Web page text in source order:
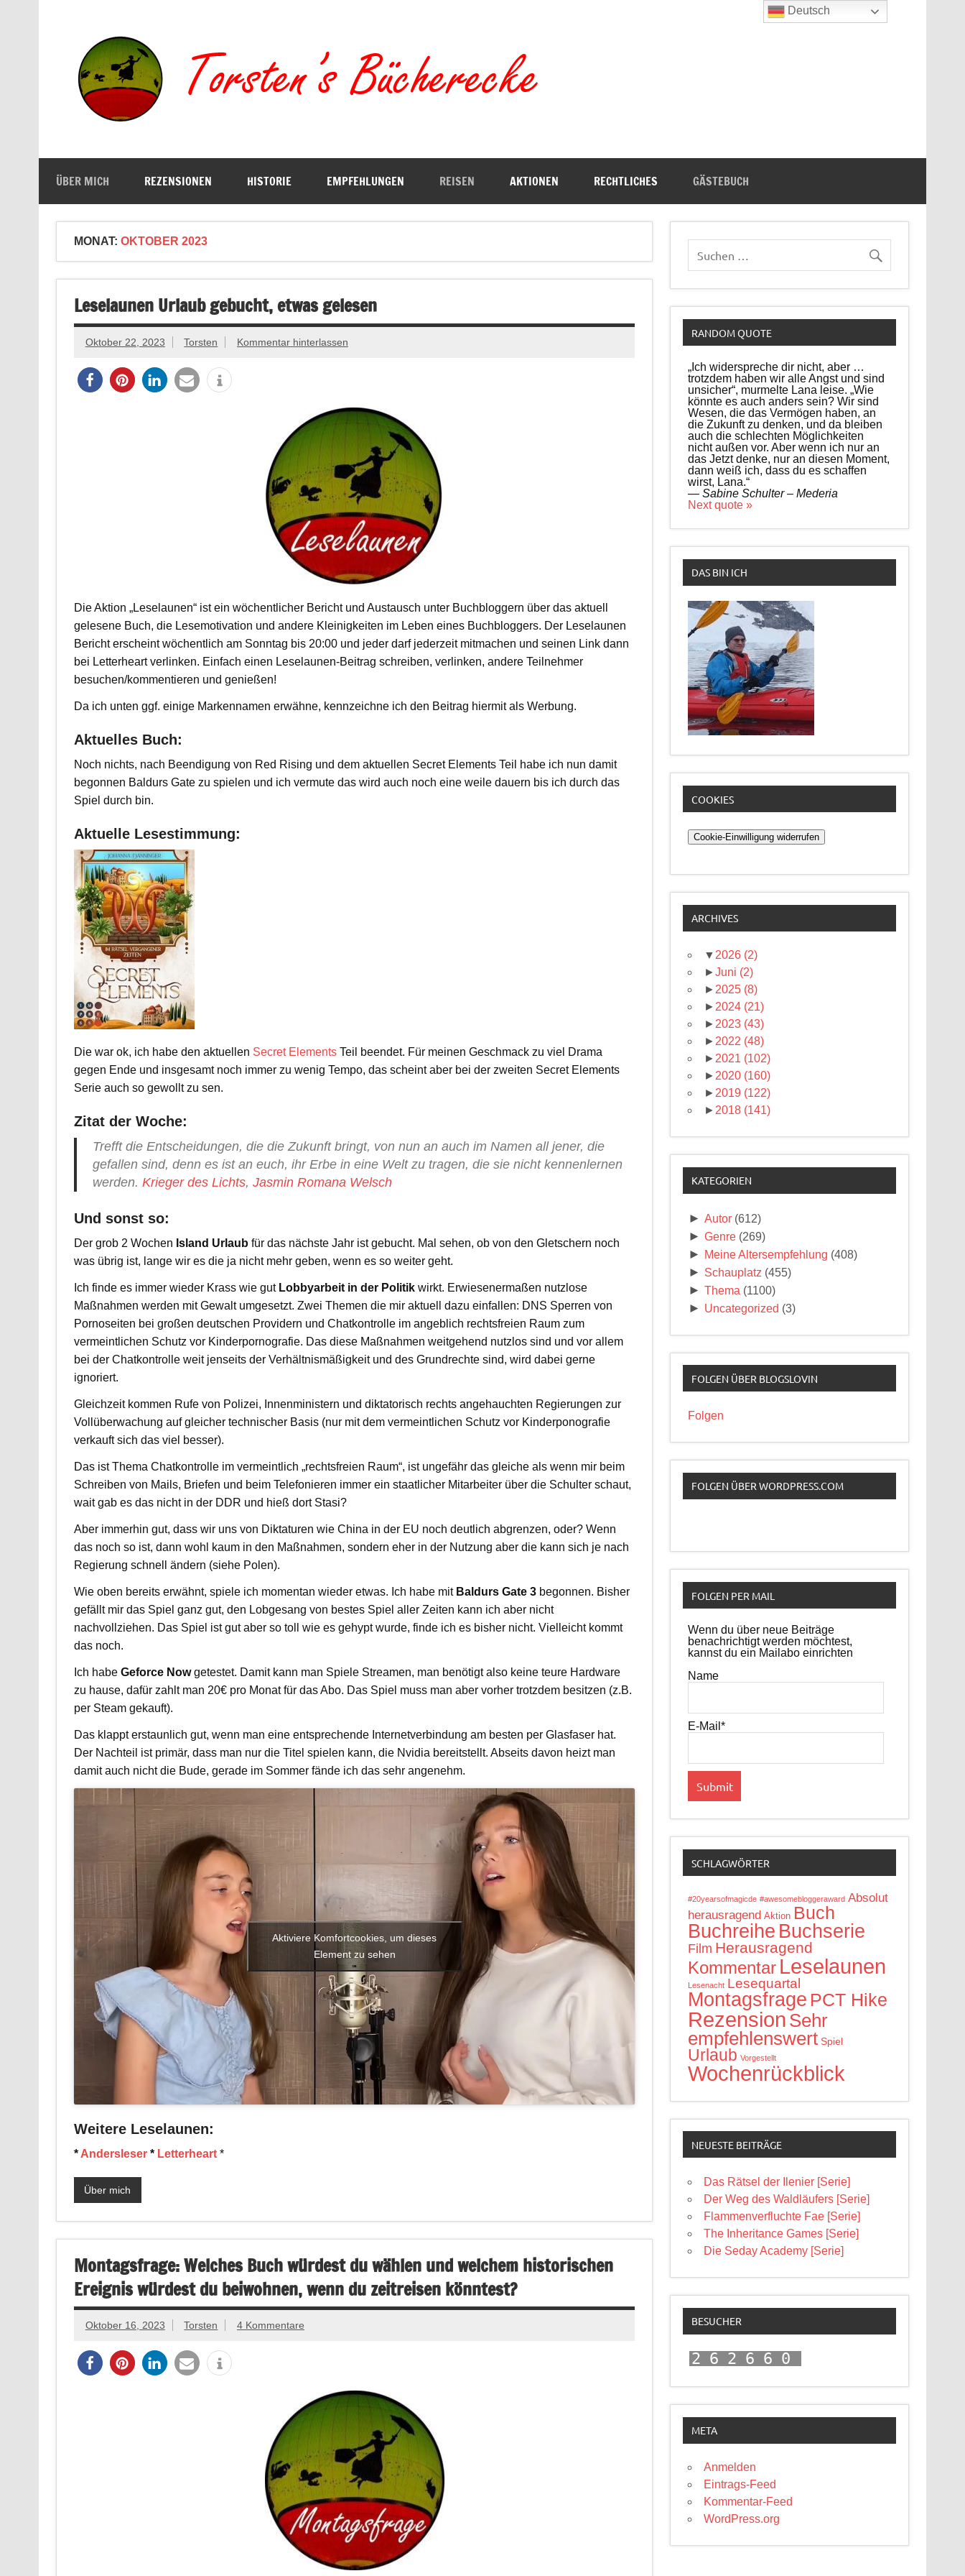
ÜBER MICH REZENSIONEN HISTORIE EMPFEHLUNGEN REISEN AKTIONEN RECHTLICHES GÄSTEBUCH
MONAT: OKTOBER 2023
Leselaunen Urlaub gebucht, etwas gelesen
Oktober 22, 2023 Torsten Kommentar hinterlassen
Die Aktion „Leselaunen“ ist ein wöchentlicher Bericht und Austausch unter Buchbloggern über das aktuell
gelesene Buch, die Lesemotivation und andere Kleinigkeiten im Leben eines Buchbloggers. Der Leselaunen
Bericht erscheint wöchentlich am Sonntag bis 20:00 und jeder darf jederzeit mitmachen und seinen Link dann
bei Letterheart verlinken. Einfach einen Leselaunen-Beitrag schreiben, verlinken, andere Teilnehmer
besuchen/kommentieren und genießen!
Da ich unten ggf. einige Markennamen erwähne, kennzeichne ich den Beitrag hiermit als Werbung.
Aktuelles Buch:
Noch nichts, nach Beendigung von Red Rising und dem aktuellen Secret Elements Teil habe ich nun damit
begonnen Baldurs Gate zu spielen und ich vermute das wird auch noch eine weile dauern bis ich durch das
Spiel durch bin.
Aktuelle Lesestimmung:
Die war ok, ich habe den aktuellen Secret ElementsTeil beendet. Für meinen Geschmack zu viel Drama
gegen Ende und insgesamt noch immer zu wenig Tempo, das scheint aber bei der zweiten Secret Elements
Serie auch so gewollt zu sen.
Zitat der Woche:
Trefft die Entscheidungen, die die Zukunft bringt, von nun an auch im Namen all jener, die
gefallen sind, denn es ist an euch, ihr Erbe in eine Welt zu tragen, die sie nicht kennenlernen
werden.Krieger des Lichts,Jasmin Romana Welsch
Und sonst so:
Der grob 2 Wochen Island Urlaub für das nächste Jahr ist gebucht. Mal sehen, ob von den Gletschern noch
was übrig ist, lange wir es die ja nicht mehr geben, wenn es so weiter geht.
Ich finde es immer wieder Krass wie gut Lobbyarbeit in der Politikwirkt. Erwiesenermaßen nutzlose
Maßnahmen werden mit Gewalt umgesetzt. Zwei Themen die mir aktuell dazu einfallen: DNS Sperren von
Pornoseiten bei großen deutschen Providern und Chatkontrolle im angeblich rechtsfreien Raum zum
vermeintlichen Schutz vor Kinderpornografie. Das diese Maßnahmen weitgehend nutzlos sind und vor allem
bei der Chatkontrolle weit jenseits der Verhältnismäßigkeit und des Grundrechte sind, wird dabei gerne
ignoriert.
Gleichzeit kommen Rufe von Polizei, Innenministern und diktatorisch rechts angehauchten Regierungen zur
Vollüberwachung auf gleicher technischer Basis (nur mit dem vermeintlichen Schutz vor Kinderponografie
verkauft sich das viel besser).
Das ist Thema Chatkontrolle im vermeintlich „rechtsfreien Raum“, ist ungefähr das gleiche als wenn mir beim
Schreiben von Mails, Briefen und beim Telefonieren immer ein staatlicher Mitarbeiter über die Schulter schaut,
wait gab es das nicht in der DDR und hieß dort Stasi?
Aber immerhin gut, dass wir uns von Diktaturen wie China in der EU noch deutlich abgrenzen, oder? Wenn
das noch so ist, dann wohl kaum in den Maßnahmen, sondern eher in der Nutzung aber die kann sich je nach
Regierung schnell ändern (siehe Polen).
Wie oben bereits erwähnt, spiele ich momentan wieder etwas. Ich habe mit Baldurs Gate 3begonnen. Bisher
gefällt mir das Spiel ganz gut, den Lobgesang von bestes Spiel aller Zeiten kann ich aber nicht
nachvollziehen. Das Spiel ist gut aber so toll wie es gehypt wurde, finde ich es bisher nicht. Vielleicht kommt
das noch.
Ich habe Geforce Nowgetestet. Damit kann man Spiele Streamen, man benötigt also keine teure Hardware
zu hause, dafür zahlt man 20€ pro Monat für das Abo. Das Spiel muss man aber vorher trotzdem besitzen (z.B.
per Steam gekauft).
Das klappt erstaunlich gut, wenn man eine entsprechende Internetverbindung am besten per Glasfaser hat.
Der Nachteil ist primär, dass man nur die Titel spielen kann, die Nvidia bereitstellt. Abseits davon heizt man
damit auch nicht die Bude, gerade im Sommer fände ich das sehr angenehm.
Aktiviere Komfortcookies, um dieses
Element zu sehen
Weitere Leselaunen:
* Andersleser* Letterheart*
Über mich
Montagsfrage: Welches Buch würdest du wählen und welchem historischen
Ereignis würdest du beiwohnen, wenn du zeitreisen könntest?
Oktober 16, 2023 Torsten 4 Kommentare
RANDOM QUOTE
„Ich widerspreche dir nicht, aber …
trotzdem haben wir alle Angst und sind
unsicher“, murmelte Lana leise. „Wie
könnte es auch anders sein? Wir sind
Wesen, die das Vermögen haben, an
die Zukunft zu denken, und da bleiben
auch die schlechten Möglichkeiten
nicht außen vor. Aber wenn ich nur an
das Jetzt denke, nur an diesen Moment,
dann weiß ich, dass du es schaffen
wirst, Lana.“
—Sabine Schulter – Mederia
Next quote »
DAS BIN ICH
COOKIES
Cookie-Einwilligung widerrufen
ARCHIVES
▼ 2026 (2)
►Juni (2)
► 2025 (8)
► 2024 (21)
► 2023 (43)
► 2022 (48)
► 2021 (102)
► 2020 (160)
► 2019 (122)
► 2018 (141)
KATEGORIEN
► Autor (612)
► Genre (269)
► Meine Altersempfehlung (408)
► Schauplatz (455)
► Thema (1100)
► Uncategorized (3)
FOLGEN ÜBER BLOGSLOVIN
Folgen
FOLGEN ÜBER WORDPRESS.COM
FOLGEN PER MAIL
Wenn du über neue Beiträge
benachrichtigt werden möchtest,
kannst du ein Mailabo einrichten
Name
E-Mail*
SCHLAGWÖRTER
#20yearsofmagicde #awesomebloggeraward Absolut
herausragend Aktion Buch
Buchreihe Buchserie
Film Herausragend
Kommentar Leselaunen
Lesenacht Lesequartal
Montagsfrage PCT Hike
Rezension Sehr
empfehlenswert Spiel
Urlaub Vorgestellt
Wochenrückblick
NEUESTE BEITRÄGE
Das Rätsel der Ilenier [Serie]
Der Weg des Waldläufers [Serie]
Flammenverfluchte Fae [Serie]
The Inheritance Games [Serie]
Die Seday Academy [Serie]
BESUCHER
262660
META
Anmelden
Eintrags-Feed
Kommentar-Feed
WordPress.org
Deutsch